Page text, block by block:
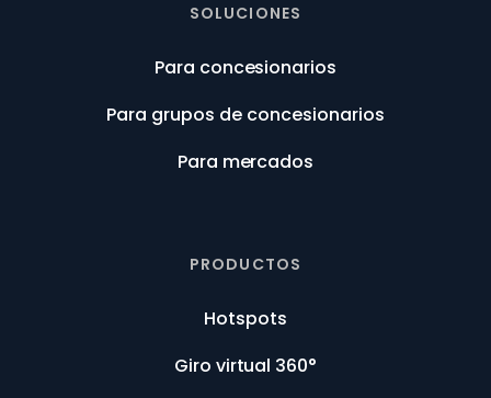
SOLUCIONES
Para concesionarios
Para grupos de concesionarios
Para mercados
PRODUCTOS
Hotspots
Giro virtual 360°